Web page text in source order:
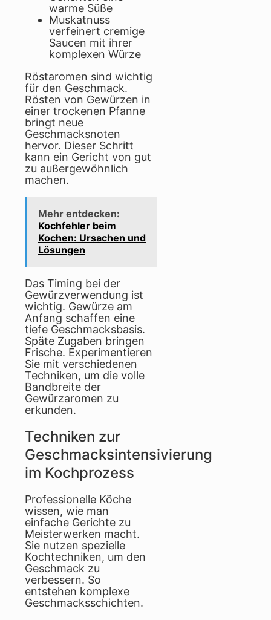
warme Süße
Muskatnuss
verfeinert cremige
Saucen mit ihrer
komplexen Würze
Röstaromen sind wichtig
für den Geschmack.
Rösten von Gewürzen in
einer trockenen Pfanne
bringt neue
Geschmacksnoten
hervor. Dieser Schritt
kann ein Gericht von gut
zu außergewöhnlich
machen.
Mehr entdecken:
Kochfehler beim
Kochen: Ursachen und
Lösungen
Das Timing bei der
Gewürzverwendung ist
wichtig. Gewürze am
Anfang schaffen eine
tiefe Geschmacksbasis.
Späte Zugaben bringen
Frische. Experimentieren
Sie mit verschiedenen
Techniken, um die volle
Bandbreite der
Gewürzaromen zu
erkunden.
Techniken zur
Geschmacksintensivierung
im Kochprozess
Professionelle Köche
wissen, wie man
einfache Gerichte zu
Meisterwerken macht.
Sie nutzen spezielle
Kochtechniken, um den
Geschmack zu
verbessern. So
entstehen komplexe
Geschmacksschichten.